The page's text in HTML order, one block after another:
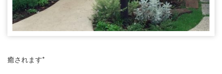
癒されます*